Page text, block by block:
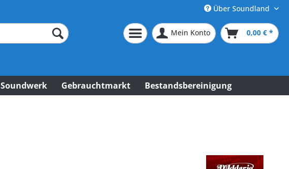
Über Soundland
Mein Konto 0,00 € *
Soundwerk Gebrauchtmarkt Bestandsbereinigung